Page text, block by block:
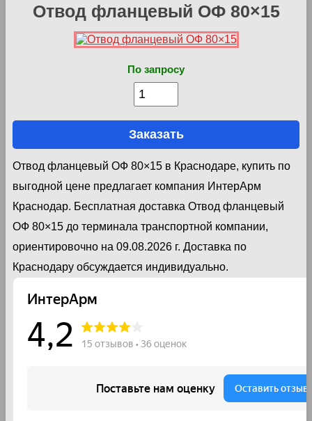
Отвод фланцевый ОФ 80×15
По запросу
Заказать
Отвод фланцевый ОФ 80×15 в Краснодаре, купить по
выгодной цене предлагает компания ИнтерАрм
Краснодар. Бесплатная доставка Отвод фланцевый
ОФ 80×15 до терминала транспортной компании,
ориентировочно на 09.08.2026 г. Доставка по
Краснодару обсуждается индивидуально.